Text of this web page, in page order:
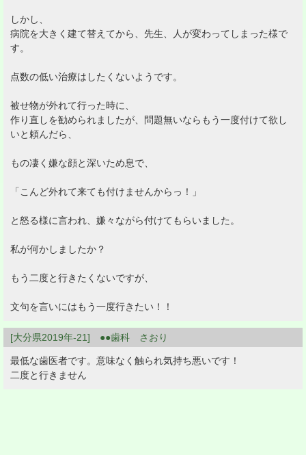
しかし、
病院を大きく建て替えてから、先生、人が変わってしまった様で
す。
点数の低い治療はしたくないようです。
被せ物が外れて行った時に、
作り直しを勧められましたが、問題無いならもう一度付けて欲し
いと頼んだら、
もの凄く嫌な顔と深いため息で、
「こんど外れて来ても付けませんからっ！」
と怒る様に言われ、嫌々ながら付けてもらいました。
私が何かしましたか？
もう二度と行きたくないですが、
文句を言いにはもう一度行きたい！！
[大分県2019年-21] ●●歯科 さおり
最低な歯医者です。意味なく触られ気持ち悪いです！
二度と行きません